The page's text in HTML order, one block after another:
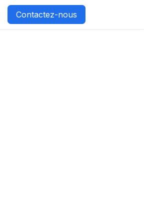
Contactez-nous